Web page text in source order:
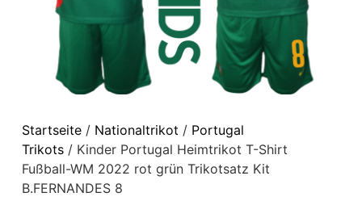
Startseite/ Nationaltrikot / Portugal
Trikots/ Kinder Portugal Heimtrikot T-Shirt
Fußball-WM 2022 rot grün Trikotsatz Kit
B.FERNANDES 8